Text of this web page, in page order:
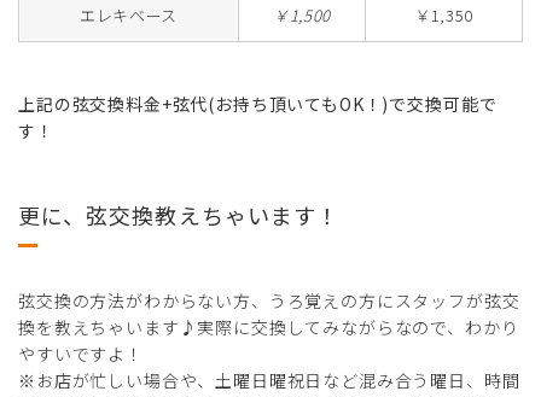
エレキベース ￥1,500 ￥1,350
上記の弦交換料金+弦代(お持ち頂いてもOK！)で交換可能で
す！
更に、弦交換教えちゃいます！
弦交換の方法がわからない方、うろ覚えの方にスタッフが弦交
換を教えちゃいます♪実際に交換してみながらなので、わかり
やすいですよ！
※お店が忙しい場合や、土曜日曜祝日など混み合う曜日、時間